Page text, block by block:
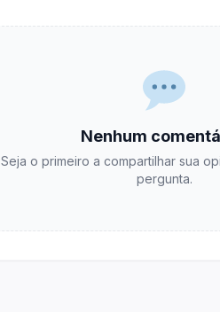
Nenhum
Seja o primeiro a compartilhar sua
pergunta.